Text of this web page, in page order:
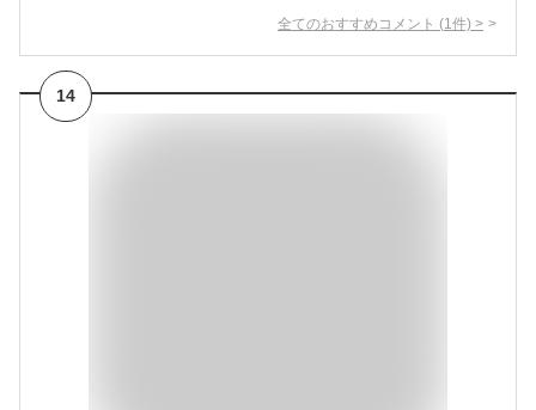
全てのおすすめコメント (1 件) >
14